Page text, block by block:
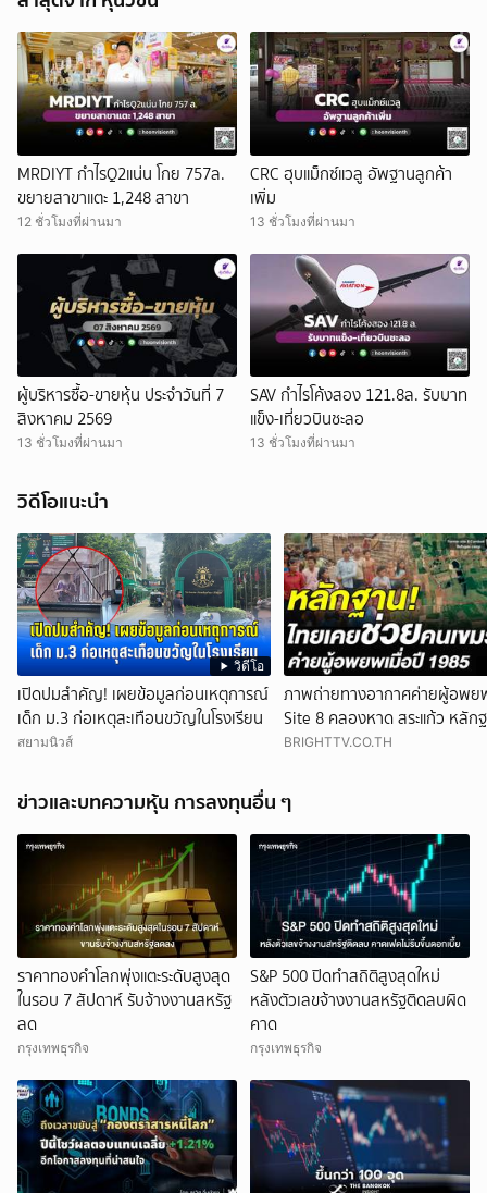
MRDIYT กำไรQ2แน่น โกย 757ล.
ขยายสาขาแตะ 1,248 สาขา
12 ชั่วโมงที่ผ่านมา
CRC ฮุบแม็กซ์แวลู อัพฐานลูกค้า
เพิ่ม
13 ชั่วโมงที่ผ่านมา
ผู้บริหารซื้อ-ขายหุ้น ประจำวันที่ 7
สิงหาคม 2569
13 ชั่วโมงที่ผ่านมา
SAV กำไรโค้งสอง 121.8ล. รับบาท
แข็ง-เที่ยวบินชะลอ
13 ชั่วโมงที่ผ่านมา
วิดีโอแนะนำ
วิดีโอ
เปิดปมสำคัญ! เผยข้อมูลก่อนเหตุการณ์
เด็ก ม.3 ก่อเหตุสะเทือนขวัญในโรงเรียน
สยามนิวส์
ภาพถ่ายทางอากาศค่ายผู้อพย
Site 8 คลองหาด สระแก้ว หลัก
ประเทศไทยเคยช่วยคนเขมร
BRIGHTTV.CO.TH
ข่าวและบทความหุ้น การลงทุนอื่น ๆ
ราคาทองคำโลกพุ่งแตะระดับสูงสุด
ในรอบ 7 สัปดาห์ รับจ้างงานสหรัฐ
ลด
กรุงเทพธุรกิจ
S&P 500 ปิดทำสถิติสูงสุดใหม่
หลังตัวเลขจ้างงานสหรัฐติดลบผิด
คาด
กรุงเทพธุรกิจ